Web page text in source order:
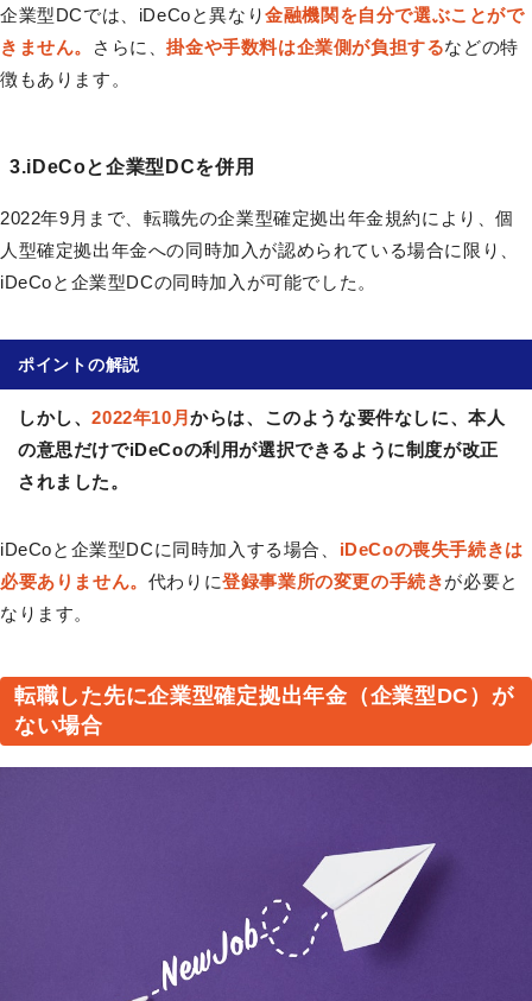
企業型DCでは、iDeCoと異なり金融機関を自分で選ぶことがで
きません。
さらに、掛金や手数料は企業側が負担するなどの特
徴もあります。
3.iDeCoと企業型DCを併用
2022年9月まで、転職先の企業型確定拠出年金規約により、個
人型確定拠出年金への同時加入が認められている場合に限り、
iDeCoと企業型DCの同時加入が可能でした。
ポイントの解説
しかし、2022年10月からは、このような要件なしに、本人
の意思だけでiDeCoの利用が選択できるように制度が改正
されました。
iDeCoと企業型DCに同時加入する場合、 iDeCoの喪失手続きは
必要ありません。 代わりに登録事業所の変更の手続きが必要と
なります。
転職した先に企業型確定拠出年金（企業型DC）が
ない場合